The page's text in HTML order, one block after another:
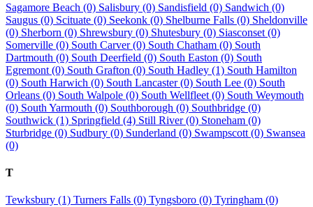
Sagamore Beach (0) Salisbury (0) Sandisfield (0) Sandwich (0)
Saugus (0) Scituate (0) Seekonk (0) Shelburne Falls (0) Sheldonville
(0) Sherborn (0) Shrewsbury (0) Shutesbury (0) Siasconset (0)
Somerville (0) South Carver (0) South Chatham (0) South
Dartmouth (0) South Deerfield (0) South Easton (0) South
Egremont (0) South Grafton (0) South Hadley (1) South Hamilton
(0) South Harwich (0) South Lancaster (0) South Lee (0) South
Orleans (0) South Walpole (0) South Wellfleet (0) South Weymouth
(0) South Yarmouth (0) Southborough (0) Southbridge (0)
Southwick (1) Springfield (4) Still River (0) Stoneham (0)
Sturbridge (0) Sudbury (0) Sunderland (0) Swampscott (0) Swansea
(0)
T
Tewksbury (1) Turners Falls (0) Tyngsboro (0) Tyringham (0)